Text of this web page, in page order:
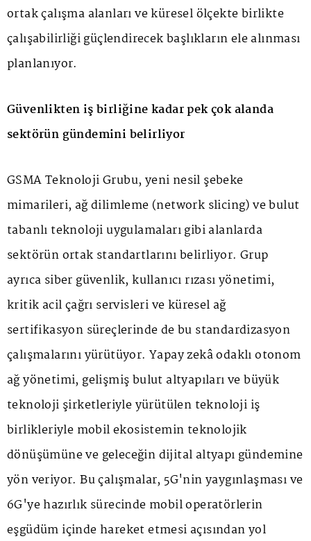
ortak çalışma alanları ve küresel ölçekte birlikte
çalışabilirliği güçlendirecek başlıkların ele alınması
planlanıyor.
Güvenlikten iş birliğine kadar pek çok alanda
sektörün gündemini belirliyor
GSMA Teknoloji Grubu, yeni nesil şebeke
mimarileri, ağ dilimleme (network slicing) ve bulut
tabanlı teknoloji uygulamaları gibi alanlarda
sektörün ortak standartlarını belirliyor. Grup
ayrıca siber güvenlik, kullanıcı rızası yönetimi,
kritik acil çağrı servisleri ve küresel ağ
sertifikasyon süreçlerinde de bu standardizasyon
çalışmalarını yürütüyor. Yapay zekâ odaklı otonom
ağ yönetimi, gelişmiş bulut altyapıları ve büyük
teknoloji şirketleriyle yürütülen teknoloji iş
birlikleriyle mobil ekosistemin teknolojik
dönüşümüne ve geleceğin dijital altyapı gündemine
yön veriyor. Bu çalışmalar, 5G'nin yaygınlaşması ve
6G'ye hazırlık sürecinde mobil operatörlerin
eşgüdüm içinde hareket etmesi açısından yol